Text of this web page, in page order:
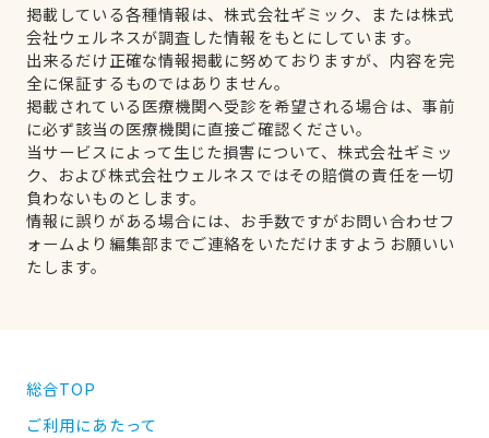
掲載している各種情報は、株式会社ギミック、または株式
会社ウェルネスが調査した情報をもとにしています。
出来るだけ正確な情報掲載に努めておりますが、内容を完
全に保証するものではありません。
掲載されている医療機関へ受診を希望される場合は、事前
に必ず該当の医療機関に直接ご確認ください。
当サービスによって生じた損害について、株式会社ギミッ
ク、および株式会社ウェルネスではその賠償の責任を一切
負わないものとします。
情報に誤りがある場合には、お手数ですがお問い合わせフ
ォームより編集部までご連絡をいただけますようお願いい
たします。
総合TOP
ご利用にあたって